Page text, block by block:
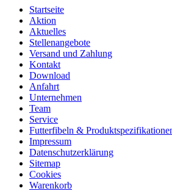
Startseite
Aktion
Aktuelles
Stellenangebote
Versand und Zahlung
Kontakt
Download
Anfahrt
Unternehmen
Team
Service
Futterfibeln &
Impressum
Datenschutzerklärung
Sitemap
Cookies
Warenkorb